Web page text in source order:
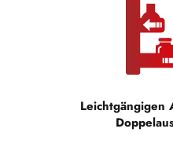
Leichtgängigen